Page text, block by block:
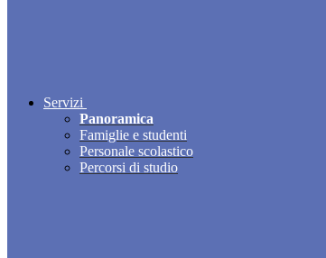
Servizi
Panoramica
Famiglie e studenti
Personale scolastico
Percorsi di studio